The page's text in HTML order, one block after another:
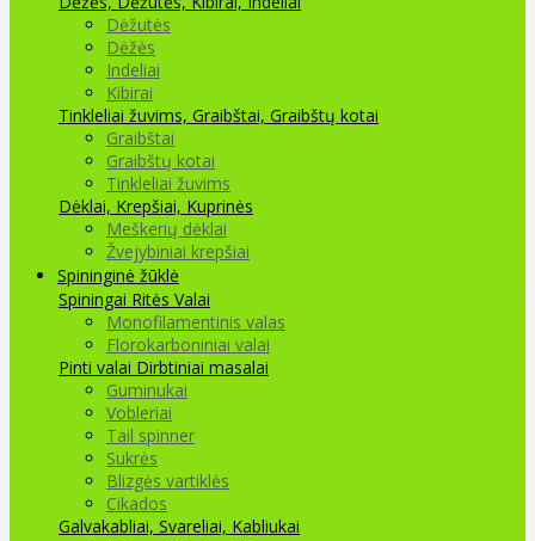
Dėžutės
Dėžės
Indeliai
Kibirai
Tinkleliai žuvims, Graibštai, Graibštų kotai
Graibštai
Graibštų kotai
Tinkleliai žuvims
Dėklai, Krepšiai, Kuprinės
Meškerių dėklai
Žvejybiniai krepšiai
Spininginė žūklė
Spiningai Ritės Valai
Monofilamentinis valas
Florokarboniniai valai
Pinti valai Dirbtiniai masalai
Guminukai
Vobleriai
Tail spinner
Sukrės
Blizgės vartiklės
Cikados
Galvakabliai, Svareliai, Kabliukai